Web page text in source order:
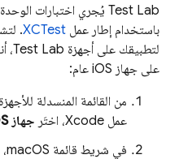
Test Lab يُجري اختبارات
باستخدام إطار عمل XCTest
لتطبيقك على أجهزة Test Lab،
على جهاز iOS عام:
من القائمة المنسدلة
عمل Xcode، اختَر
جهاز iOS عام
في شريط قائمة macOS، انقر على